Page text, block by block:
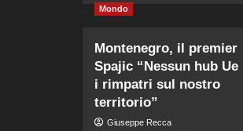
Mondo
Montenegro, il premier
Spajic “Nessun hub Ue
i rimpatri sul nostro
territorio”
Giuseppe Recca